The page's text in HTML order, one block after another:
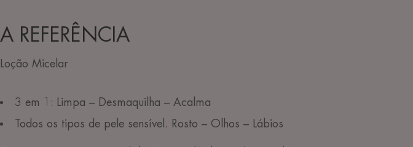
A REFERÊNCIA
Loção Micelar
3 em 1: Limpa – Desmaquilha – Acalma
Todos os tipos de pele sensível. Rosto – Olhos – Lábios